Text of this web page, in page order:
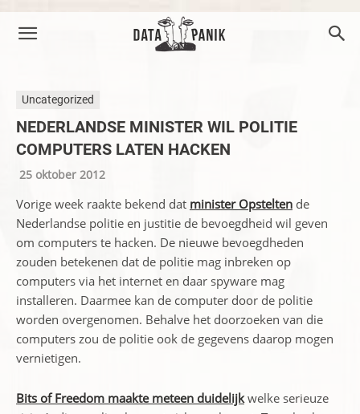
Uncategorized
NEDERLANDSE MINISTER WIL POLITIE
COMPUTERS LATEN HACKEN
25 oktober 2012
Vorige week raakte bekend dat minister Opstelten de
Nederlandse politie en justitie de bevoegdheid wil geven
om computers te hacken. De nieuwe bevoegdheden
zouden betekenen dat de politie mag inbreken op
computers via het internet en daar spyware mag
installeren. Daarmee kan de computer door de politie
worden overgenomen. Behalve het doorzoeken van die
computers zou de politie ook de gegevens daarop mogen
vernietigen.
Bits of Freedom maakte meteen duidelijkwelke serieuze